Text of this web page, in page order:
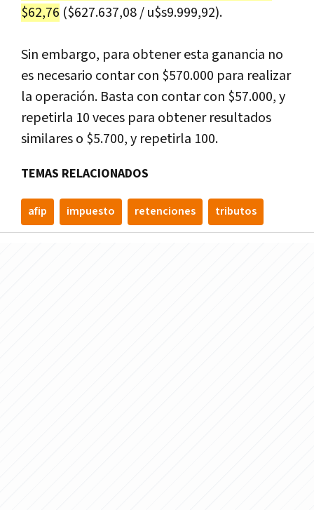
$62,76 ($627.637,08 / u$s9.999,92).
Sin embargo, para obtener esta ganancia no
es necesario contar con $570.000 para realizar
la operación. Basta con contar con $57.000, y
repetirla 10 veces para obtener resultados
similares o $5.700, y repetirla 100.
TEMAS RELACIONADOS
afip impuesto retenciones tributos